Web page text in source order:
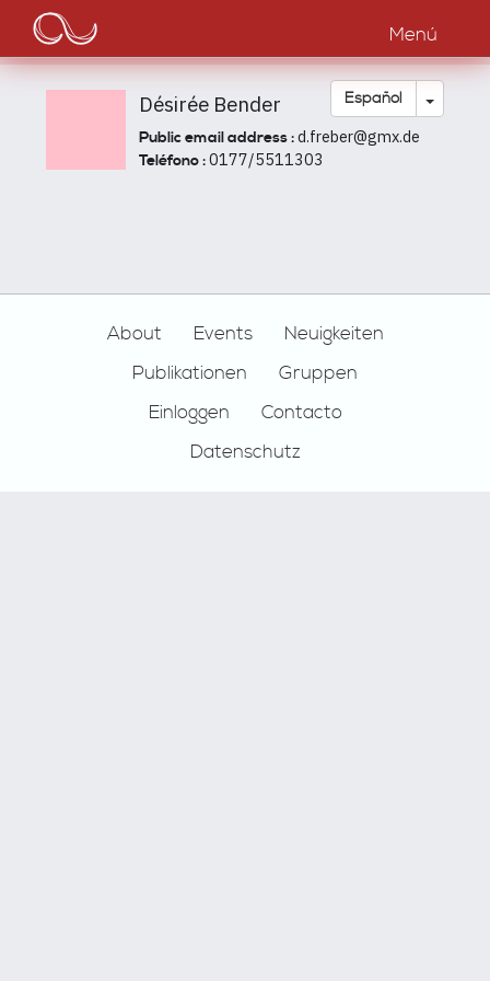
Pasar
contenido
principal
Main
navigation
Menú
Español Toggle
Désirée Bender
Public email address :d.freber@gmx.de
Teléfono :0177/5511303
About Events
Neuigkeiten
Publikationen
Gruppen
Einloggen
Contacto
Datenschutz